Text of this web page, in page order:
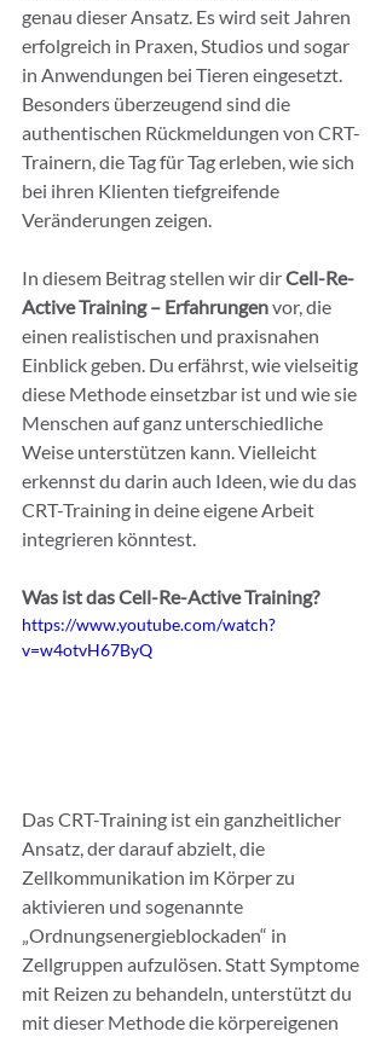
genau dieser Ansatz. Es wird seit Jahren
erfolgreich in Praxen, Studios und sogar
in Anwendungen bei Tieren eingesetzt.
Besonders überzeugend sind die
authentischen Rückmeldungen von CRT-
Trainern, die Tag für Tag erleben, wie sich
bei ihren Klienten tiefgreifende
Veränderungen zeigen.
In diesem Beitrag stellen wir dir Cell-Re-
Active Training – Erfahrungen vor, die
einen realistischen und praxisnahen
Einblick geben. Du erfährst, wie vielseitig
diese Methode einsetzbar ist und wie sie
Menschen auf ganz unterschiedliche
Weise unterstützen kann. Vielleicht
erkennst du darin auch Ideen, wie du das
CRT-Training in deine eigene Arbeit
integrieren könntest.
Was ist das Cell-Re-Active Training?
https://www.youtube.com/watch?
v=w4otvH67ByQ
Das CRT-Training ist ein ganzheitlicher
Ansatz, der darauf abzielt, die
Zellkommunikation im Körper zu
aktivieren und sogenannte
„Ordnungsenergieblockaden“ in
Zellgruppen aufzulösen. Statt Symptome
mit Reizen zu behandeln, unterstützt du
mit dieser Methode die körpereigenen